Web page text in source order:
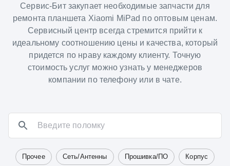
Сервис-Бит закупает необходимые запчасти для
ремонта планшета Xiaomi MiPad по оптовым ценам.
Сервисный центр всегда стремится прийти к
идеальному соотношению цены и качества, который
придется по нраву каждому клиенту. Точную
стоимость услуг можно узнать у менеджеров
компании по телефону или в чате.
Прочее Сеть/Антенны Прошивка/ПО Корпус